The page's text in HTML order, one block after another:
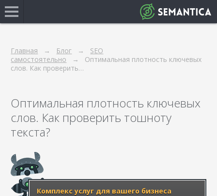
Главная Блог
SEO
самостоятельно
Оптимальная плотность ключевых
слов. Как проверить…
Оптимальная плотность ключевых
слов. Как проверить тошноту
текста?
Комплекс услуг для вашего бизнеса